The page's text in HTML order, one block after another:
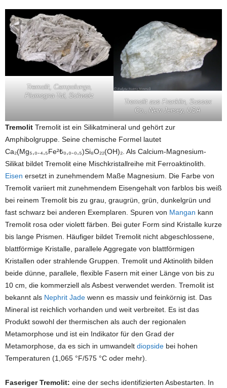
Tremolit, Campolungo,
Piumogna-Tal, Schweiz
Tremolit aus Franklin, Sussex
Co., New Jersey, USA
Tremolit Tremolit ist ein Silikatmineral und gehört zur
Amphibolgruppe. Seine chemische Formel lautet
Ca₂(Mg₅,₀₋₄,₅Fe²₺₀,₀₋₀,₅)Si₈O₂₂(OH)₂. Als Calcium-Magnesium-
Silikat bildet Tremolit eine Mischkristallreihe mit Ferroaktinolith.
Eisen ersetzt in zunehmendem Maße Magnesium. Die Farbe von
Tremolit variiert mit zunehmendem Eisengehalt von farblos bis weiß
bei reinem Tremolit bis zu grau, graugrün, grün, dunkelgrün und
fast schwarz bei anderen Exemplaren. Spuren von Mangan kann
Tremolit rosa oder violett färben. Bei guter Form sind Kristalle kurze
bis lange Prismen. Häufiger bildet Tremolit nicht abgeschlossene,
blattförmige Kristalle, parallele Aggregate von blattförmigen
Kristallen oder strahlende Gruppen. Tremolit und Aktinolith bilden
beide dünne, parallele, flexible Fasern mit einer Länge von bis zu
10 cm, die kommerziell als Asbest verwendet werden. Tremolit ist
bekannt als Nephrit Jade wenn es massiv und feinkörnig ist. Das
Mineral ist reichlich vorhanden und weit verbreitet. Es ist das
Produkt sowohl der thermischen als auch der regionalen
Metamorphose und ist ein Indikator für den Grad der
Metamorphose, da es sich in umwandelt diopside bei hohen
Temperaturen (1,065 °F/575 °C oder mehr).
Faseriger Tremolit: eine der sechs identifizierten Asbestarten. In